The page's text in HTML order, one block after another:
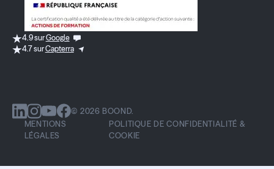
4.9 surGoogle
4.7 surCapterra
© 2026 BOOND.
MENTIONS
LÉGALES
POLITIQUE DE CONFIDENTIALITÉ &
COOKIE